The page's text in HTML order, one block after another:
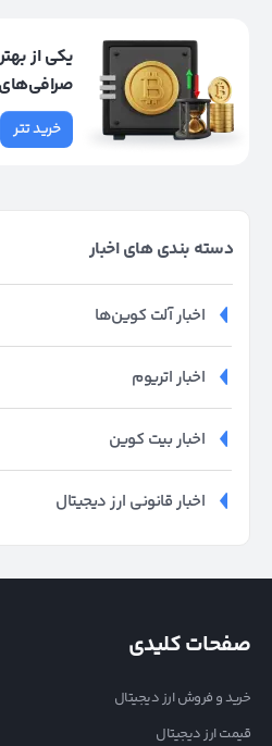
یکی از
صرافی‌های
خرید تتر
دسته بندی های اخبار
اخبار آلت کوین‌ها
اخبار اتریوم
اخبار بیت کوین
اخبار قانونی ارز دیجیتال
صفحات کلیدی
خرید و فروش ارز دیجیتال
قیمت ارز دیجیتال